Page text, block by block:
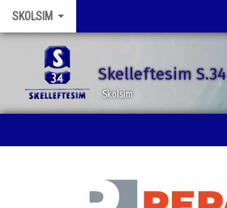
SKOLSIM
Skelleftesim S.34
Skolsim